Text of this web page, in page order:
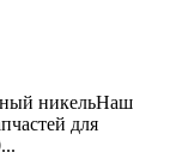
никельНаш
для